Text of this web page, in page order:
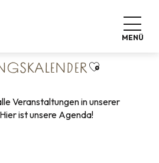
MENÜ
Ajouter aux
Veranstaltungen in unserer
ist unsere Agenda!